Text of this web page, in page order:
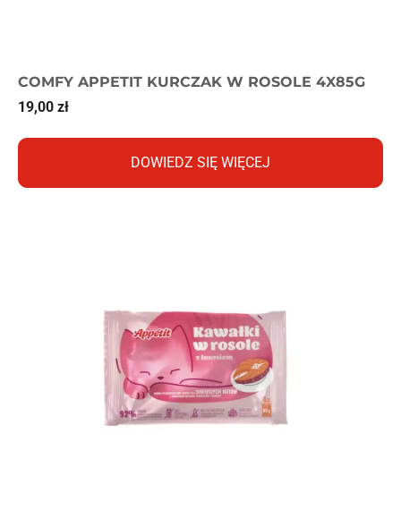
COMFY APPETIT KURCZAK W ROSOLE 4X85G
19,00 zł
DOWIEDZ SIĘ WIĘCEJ